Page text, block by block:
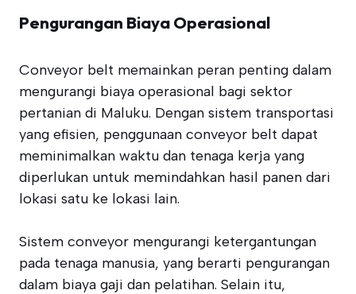
Pengurangan Biaya Operasional
Conveyor belt memainkan peran penting dalam
mengurangi biaya operasional bagi sektor
pertanian di Maluku. Dengan sistem transportasi
yang efisien, penggunaan conveyor belt dapat
meminimalkan waktu dan tenaga kerja yang
diperlukan untuk memindahkan hasil panen dari
lokasi satu ke lokasi lain.
Sistem conveyor mengurangi ketergantungan
pada tenaga manusia, yang berarti pengurangan
dalam biaya gaji dan pelatihan. Selain itu,